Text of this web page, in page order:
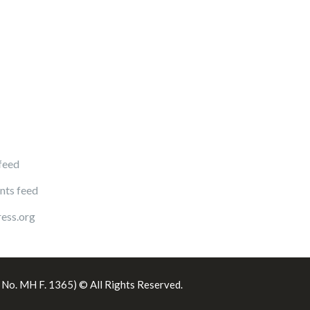
feed
MH F. 1365) © All Rights Reserved.